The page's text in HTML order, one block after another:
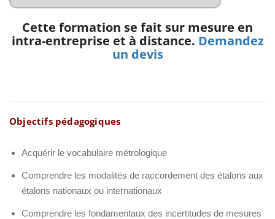
Cette formation se fait sur mesure en
intra-entreprise et à distance. Demandez
un devis
Objectifs pédagogiques
Acquérir le vocabulaire métrologique
Comprendre les modalités de raccordement des étalons aux
étalons nationaux ou internationaux
Comprendre les fondamentaux des incertitudes de mesures